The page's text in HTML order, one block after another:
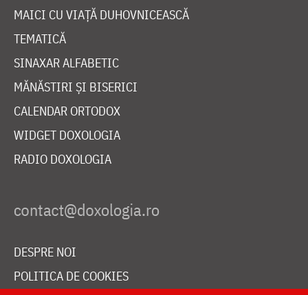
MAICI CU VIAȚĂ DUHOVNICEASCĂ
TEMATICĂ
SINAXAR ALFABETIC
MĂNĂSTIRI ȘI BISERICI
CALENDAR ORTODOX
WIDGET DOXOLOGIA
RADIO DOXOLOGIA
DESPRE NOI
POLITICA DE COOKIES